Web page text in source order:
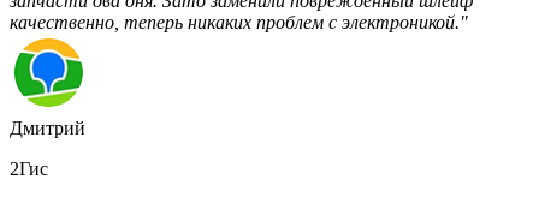
качественно, теперь никаких проблем с электроникой."
Дмитрий
2Гис